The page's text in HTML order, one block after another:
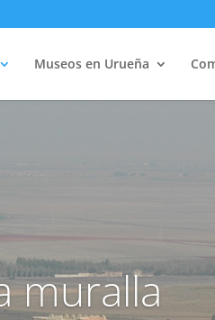
Museos en Urueña
muralla